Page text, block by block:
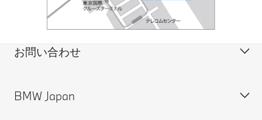
お問い合わせ
カスタマー・サポート＆お問い合わせ
BMW Japan